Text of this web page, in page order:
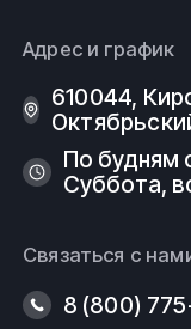
Адрес и график
610044,
По будням
Суббота,
Связаться с
8 (800)